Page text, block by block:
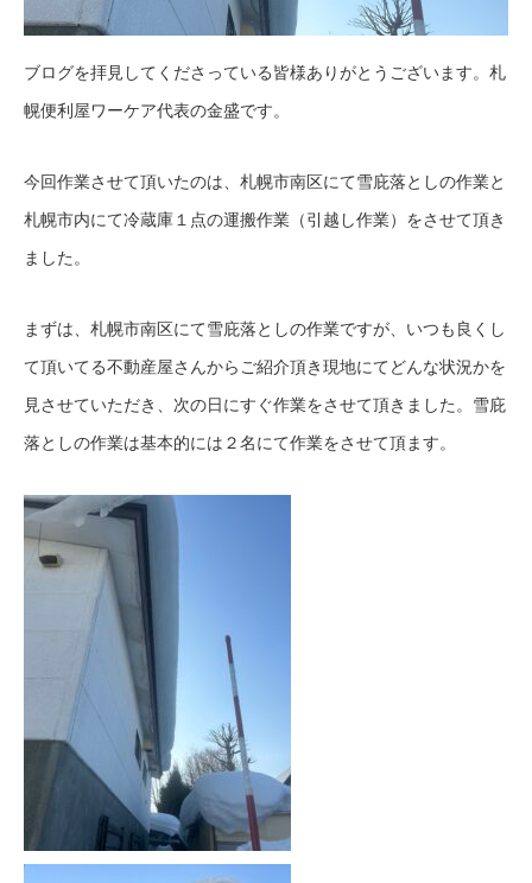
ブログを拝見してくださっている皆様ありがとうございます。札
幌便利屋ワーケア代表の金盛です。
今回作業させて頂いたのは、札幌市南区にて雪庇落としの作業と
札幌市内にて冷蔵庫１点の運搬作業（引越し作業）をさせて頂き
ました。
まずは、札幌市南区にて雪庇落としの作業ですが、いつも良くし
て頂いてる不動産屋さんからご紹介頂き現地にてどんな状況かを
見させていただき、次の日にすぐ作業をさせて頂きました。雪庇
落としの作業は基本的には２名にて作業をさせて頂ます。